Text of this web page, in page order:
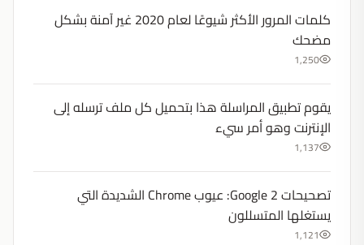
كلمات المرور الأكثر شيوعًا لعام 2020 غير آمنة بشكل
مضحك
1,250
يقوم تطبيق المراسلة هذا بتحميل كل ملف ترسله إلى
الإنترنت وهو أمر سيء
1,137
تصحيحات Google 2: عيوب Chrome الشديدة التي
يستغلها المتسللون
1,121